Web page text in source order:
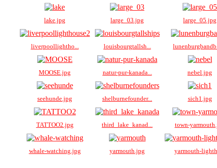
lake.jpg large_03.jpg large_05.jpg
liverpoollightho... louisbourgtallsh...
MOOSE.jpg natur-pur-kanada... nebel.jpg
seehunde.jpg shelburnefounder... sich1.jpg
TATTOO2.jpg third_lake_kanad... town-
whale-watching.jpg yarmouth.jpg yarmouth-